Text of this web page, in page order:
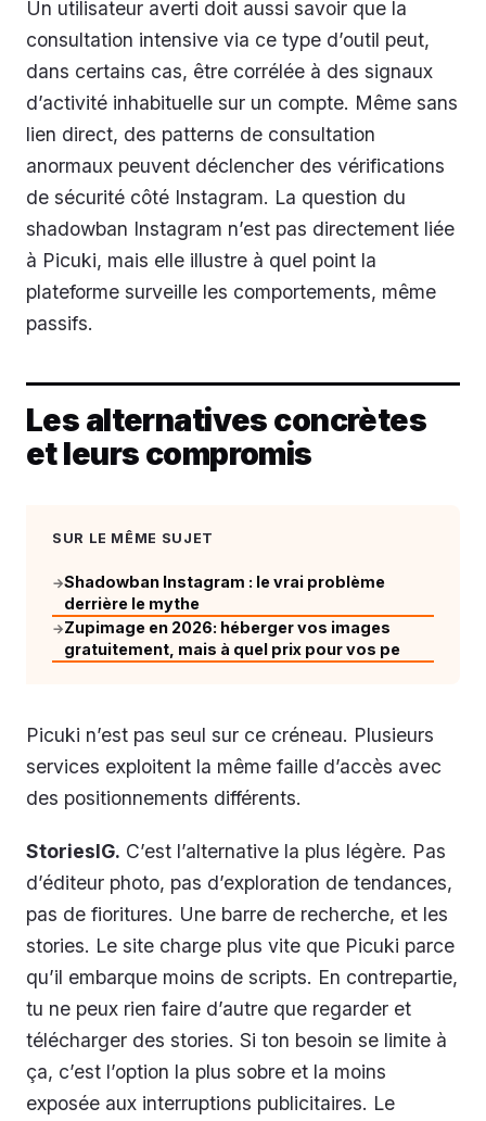
Un utilisateur averti doit aussi savoir que la
consultation intensive via ce type d’outil peut,
dans certains cas, être corrélée à des signaux
d’activité inhabituelle sur un compte. Même sans
lien direct, des patterns de consultation
anormaux peuvent déclencher des vérifications
de sécurité côté Instagram. La question du
shadowban Instagram n’est pas directement liée
à Picuki, mais elle illustre à quel point la
plateforme surveille les comportements, même
passifs.
Les alternatives concrètes
et leurs compromis
SUR LE MÊME SUJET
→Shadowban Instagram : le vrai problème
derrière le mythe
→Zupimage en 2026: héberger vos images
gratuitement, mais à quel prix pour vos pe
Picuki n’est pas seul sur ce créneau. Plusieurs
services exploitent la même faille d’accès avec
des positionnements différents.
StoriesIG. C’est l’alternative la plus légère. Pas
d’éditeur photo, pas d’exploration de tendances,
pas de fioritures. Une barre de recherche, et les
stories. Le site charge plus vite que Picuki parce
qu’il embarque moins de scripts. En contrepartie,
tu ne peux rien faire d’autre que regarder et
télécharger des stories. Si ton besoin se limite à
ça, c’est l’option la plus sobre et la moins
exposée aux interruptions publicitaires. Le